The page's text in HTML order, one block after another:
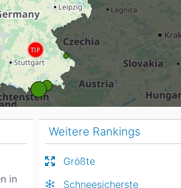
Weitere Rankings
Größte
Schneesicherste
in
Indigo
Ogso